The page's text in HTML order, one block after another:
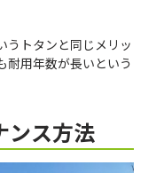
うトタンと同じメリッ
耐用年数が長いという
ンス方法